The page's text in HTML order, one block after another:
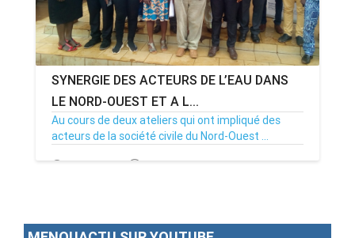
SYNERGIE DES ACTEURS DE L’EAU DANS
LE NORD-OUEST ET A L...
Au cours de deux ateliers qui ont impliqué des
acteurs de la société civile du Nord-Ouest ...
10/09/19 Par MenouActu 0